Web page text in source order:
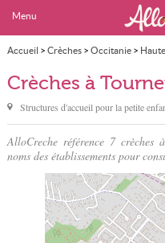
Menu
Accueil > Crèches> Occitanie>
Crèches à
Structures d'accueil pour la petite
AlloCreche référence 7
noms des établissements pour